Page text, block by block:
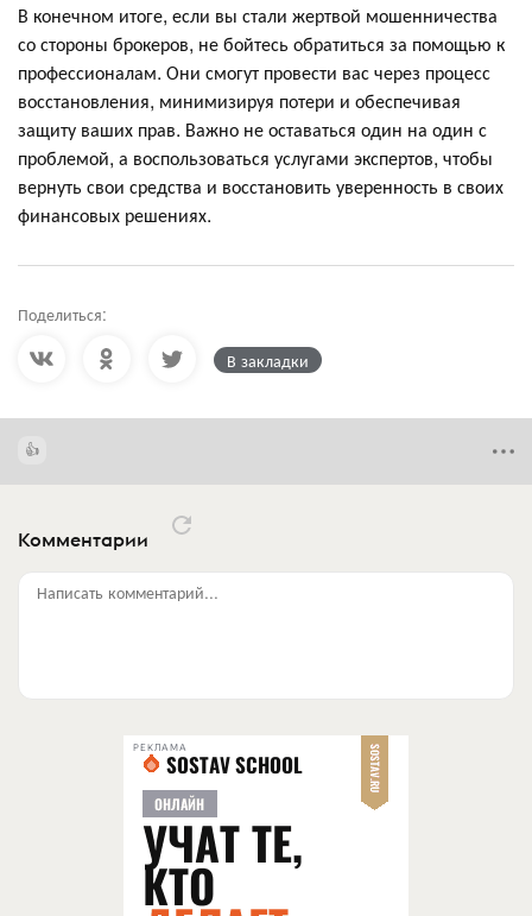
В конечном итоге, если вы стали жертвой мошенничества
со стороны брокеров, не бойтесь обратиться за помощью к
профессионалам. Они смогут провести вас через процесс
восстановления, минимизируя потери и обеспечивая
защиту ваших прав. Важно не оставаться один на один с
проблемой, а воспользоваться услугами экспертов, чтобы
вернуть свои средства и восстановить уверенность в своих
финансовых решениях.
Поделиться:
В закладки
Комментарии
Написать комментарий...
РЕКЛАМА